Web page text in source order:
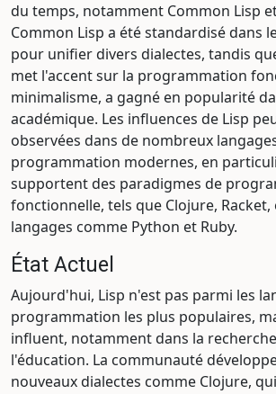
du temps, notamment Common Lisp
Common Lisp a été standardisé dans
pour unifier divers dialectes, tandis
met l'accent sur la programmation
minimalisme, a gagné en popularité
académique. Les influences de Lisp
observées dans de nombreux
programmation modernes, en
supportent des paradigmes de
fonctionnelle, tels que Clojure, Racket,
langages comme Python et Ruby.
État Actuel
Aujourd'hui, Lisp n'est pas parmi les
programmation les plus populaires,
influent, notamment dans la
l'éducation. La communauté
nouveaux dialectes comme Clojure,